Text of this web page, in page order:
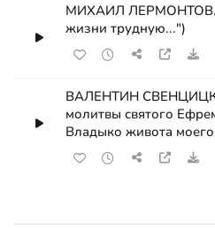
МИХАИЛ ЛЕРМОНТОВ.
жизни трудную...")
ВАЛЕНТИН
молитвы святого
Владыко живота